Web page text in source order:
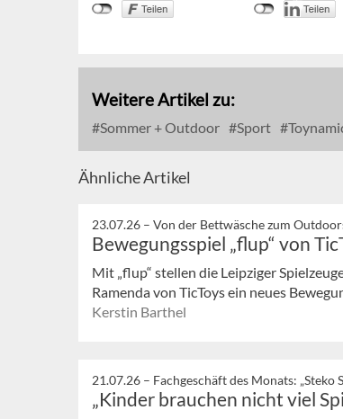
Weitere Artikel zu:
Sommer + Outdoor Sport
Ähnliche Artikel
23.07.26 – Von der Bettwäsche zum
Bewegungsspiel „flup“ von
Mit „flup“ stellen die Leipziger
Ramenda von TicToys ein neues
Kerstin Barthel
21.07.26 – Fachgeschäft des Monats: „Steko
„Kinder brauchen nicht viel